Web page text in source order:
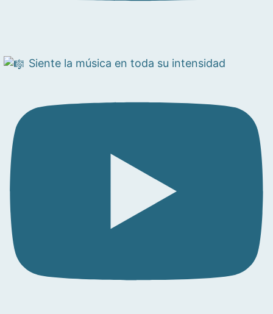
Siente la música en toda su intensidad